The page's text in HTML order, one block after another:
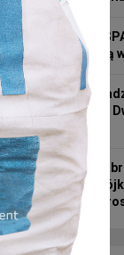
Hotel ze
atmosferą
Nocna
Wolności!
aresztu
Górnik
Przed